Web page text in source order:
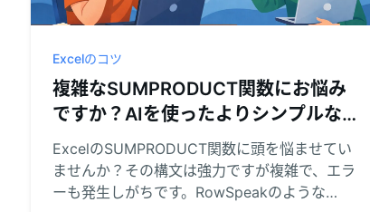
Excelのコツ
複雑なSUMPRODUCT関数にお悩み
ですか？AIを使ったよりシンプルな
方法
ExcelのSUMPRODUCT関数に頭を悩ませてい
ませんか？その構文は強力ですが複雑で、エラ
ーも発生しがちです。RowSpeakのような